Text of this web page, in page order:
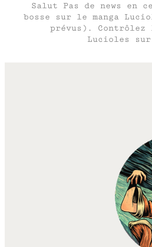
Salut Pas de news en
bosse sur le manga
prévus). Contrôlez
Lucioles sur